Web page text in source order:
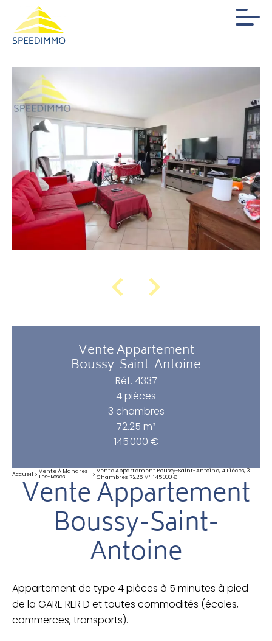
Vente Appartement
Boussy-Saint-Antoine
Réf. 4337
4 pièces
3 chambres
72.25 m²
145 000 €
Accueil Vente À Mandres-
Les-Roses
Vente Appartement Boussy-Saint-Antoine, 4 Pièces, 3
Chambres, 72.25 M², 145 000 €
Vente Appartement
Boussy-Saint-
Antoine
Appartement de type 4 pièces à 5 minutes à pied
de la GARE RER D et toutes commodités (écoles,
commerces, transports).